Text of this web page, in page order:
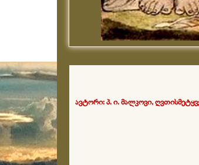
ავტორი: პ. ი. მალკოვი,